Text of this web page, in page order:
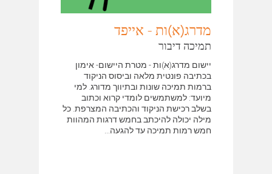
מדרג(א)ות - אייפד
תמיכה דיבור
יישום מדרג(א)ות - מטרת היישום- אימון
בכתיבה פונטית מלאה וביסוס הניקוד
ברמות תמיכה שונות ובתיווך מדורג. למי
מיועד: למשתמשים לומדי קרוא וכתוב
בשלב רכישת הניקוד והכתיבה המצרפת. כל
מילה יכולה להיכתב בחמש דרגות המהוות
חמש רמות תמיכה עד להגעה...